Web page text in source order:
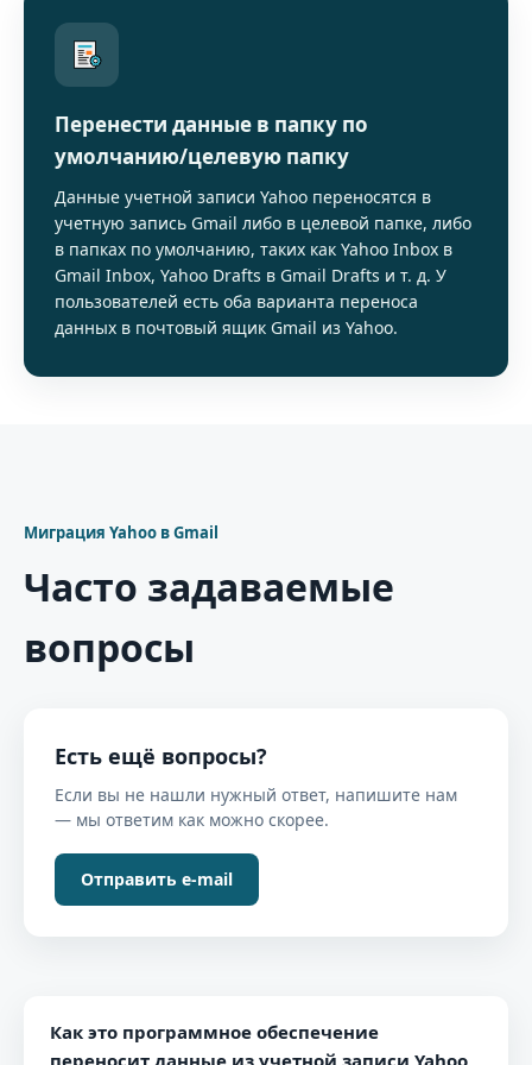
Перенести данные в папку по
умолчанию/целевую папку
Данные учетной записи Yahoo переносятся в
учетную запись Gmail либо в целевой папке, либо
в папках по умолчанию, таких как Yahoo Inbox в
Gmail Inbox, Yahoo Drafts в Gmail Drafts и т. д. У
пользователей есть оба варианта переноса
данных в почтовый ящик Gmail из Yahoo.
Миграция Yahoo в Gmail
Часто задаваемые
вопросы
Есть ещё вопросы?
Если вы не нашли нужный ответ, напишите нам
— мы ответим как можно скорее.
Отправить e-mail
Как это программное обеспечение
переносит данные из учетной записи Yahoo